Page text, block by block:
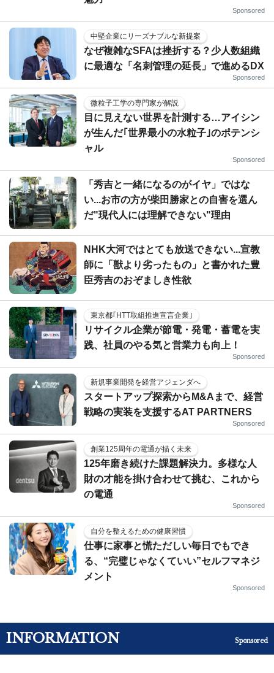
Sponsored
中堅企業にリーズナブルな新提案
なぜ複雑なSFAは挫折する？少人数組織
に最適な「名刺管理の延長」で進めるDX
Sponsored
微粒子工学の専門家が解説
目に見えない世界を計測する…アイシン
が生んだ｢世界最小の水粒子｣のポテンシ
ャル
Sponsored
「秀吉と一緒になるのがイヤ」ではな
い...お市の方が柴田勝家との自害を選ん
だ"現代人には理解できない"理由
NHK大河ではとても放送できない...宣教
師に「獣より劣ったもの」と書かれた豊
臣秀吉のおぞましき性欲
東京都｢HTT取組推進宣言企業｣
リサイクル企業が節電・発電・蓄電を実
践、社員のやる気と営業力も向上！
Sponsored
新規事業開発を経営アジェンダへ
スタートアップ探索からM&Aまで、経営
戦略の実装を支援するAT PARTNERS
Sponsored
創業125周年の電通が描く未来
125年磨き続けた課題解決力。多様な人
財の才能を掛け合わせて挑む、これから
の電通
Sponsored
自分を整えるための健康習慣
仕事に家事と慌ただしい毎日でもでき
る、“完璧じゃなくていい”セルフマネジ
メント
Sponsored
INFORMATION Sponsored